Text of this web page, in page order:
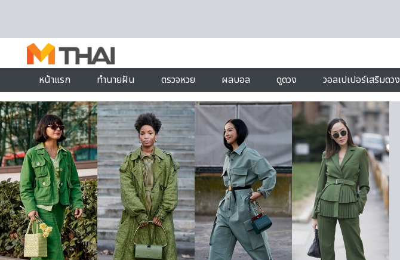
หน้าแรก
ทำนายฝัน ตรวจหวย ผลบอล ดูดวง วอลเปเปอร์เสริมดวง